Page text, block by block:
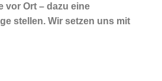
vor Ort – dazu eine
stellen. Wir setzen uns mit